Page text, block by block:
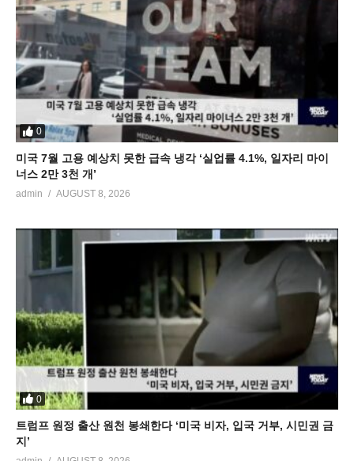
0
미국 7월 고용 예상치 못한 급속 냉각 ‘실업률 4.1%, 일자리 마이
너스 2만 3천 개’
admin AUGUST 8, 2026
0
트럼프 원정 출산 원천 봉쇄한다 ‘미국 비자, 입국 거부, 시민권 금
지’